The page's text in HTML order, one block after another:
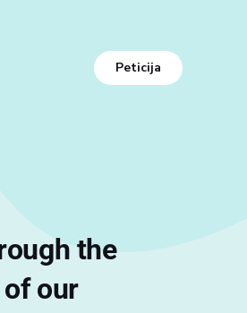
Peticija
the
our